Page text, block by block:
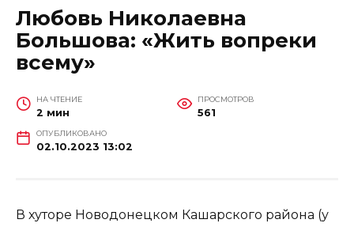
Любовь Николаевна
Большова: «Жить вопреки
всему»
НА ЧТЕНИЕ
2 мин
ПРОСМОТРОВ
561
ОПУБЛИКОВАНО
02.10.2023 13:02
В хуторе Новодонецком Кашарского района (у